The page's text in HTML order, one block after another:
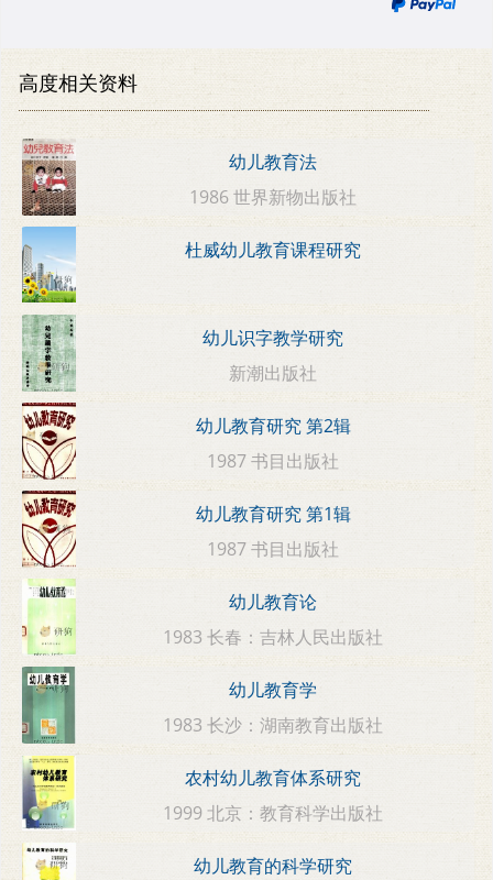
高度相关资料
幼儿教育法
1986 世界新物出版社
杜威幼儿教育课程研究
幼儿识字教学研究
新潮出版社
幼儿教育研究 第2辑
1987 书目出版社
幼儿教育研究 第1辑
1987 书目出版社
幼儿教育论
1983 长春：吉林人民出版社
幼儿教育学
1983 长沙：湖南教育出版社
农村幼儿教育体系研究
1999 北京：教育科学出版社
幼儿教育的科学研究